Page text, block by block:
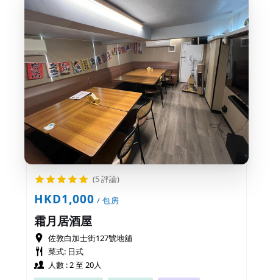
(5 評論)
HKD1,000 / 包房
霜月居酒屋
佐敦白加士街127號地舖
菜式: 日式
人數 : 2 至 20人